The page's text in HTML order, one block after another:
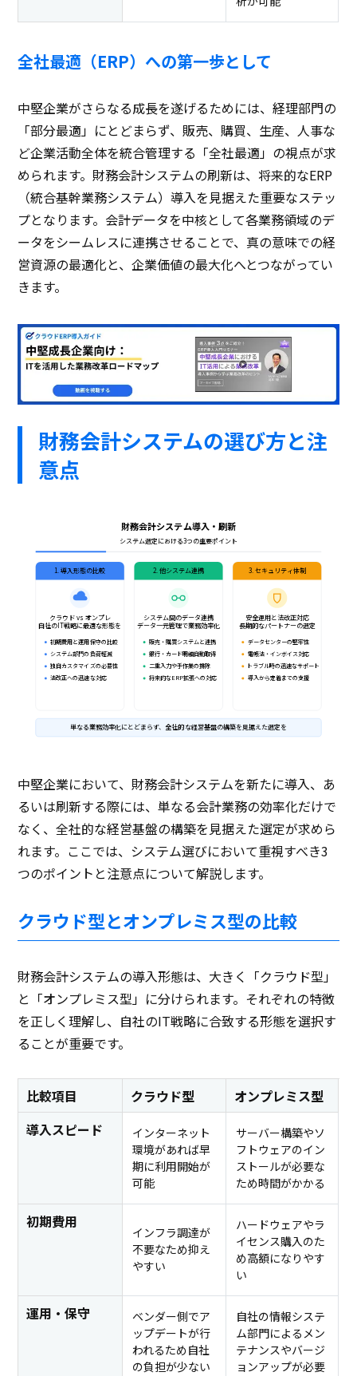
全社最適（ERP）への第一歩として
中堅企業がさらなる成長を遂げるためには、経理部門の
「部分最適」にとどまらず、販売、購買、生産、人事な
ど企業活動全体を統合管理する「全社最適」の視点が求
められます。財務会計システムの刷新は、将来的なERP
（統合基幹業務システム）導入を見据えた重要なステッ
プとなります。会計データを中核として各業務領域のデ
ータをシームレスに連携させることで、真の意味での経
営資源の最適化と、企業価値の最大化へとつながってい
きます。
財務会計システムの選び方と注
意点
財務会計システム導入・刷新
システム選定における3つの重要ポイント
1. 導入形態の比較
クラウド vs オンプレ
自社のIT戦略に最適な形態を
初期費用と運用保守の比較
システム部門の負荷軽減
独自カスタマイズの必要性
法改正への迅速な対応
2. 他システム連携
システム間のデータ連携
データ一元管理で業務効率化
販売・購買システムと連携
銀行・カード明細自動取得
二重入力や手作業の排除
将来的なERP拡張への対応
3. セキュリティ体制
安全運用と法改正対応
長期的なパートナーの選定
データセンターの堅牢性
電帳法・インボイス対応
トラブル時の迅速なサポート
導入から定着までの支援
単なる業務効率化にとどまらず、全社的な経営基盤の構築を見据えた選定を
中堅企業において、財務会計システムを新たに導入、あ
るいは刷新する際には、単なる会計業務の効率化だけで
なく、全社的な経営基盤の構築を見据えた選定が求めら
れます。ここでは、システム選びにおいて重視すべき3
つのポイントと注意点について解説します。
クラウド型とオンプレミス型の比較
財務会計システムの導入形態は、大きく「クラウド型」
と「オンプレミス型」に分けられます。それぞれの特徴
を正しく理解し、自社のIT戦略に合致する形態を選択す
ることが重要です。
比較項目 クラウド型
オンプレミス型
導入スピード
インターネット
環境があれば早
期に利用開始が
可能
サーバー構築やソ
フトウェアのイン
ストールが必要な
ため時間がかかる
初期費用
インフラ調達が
不要なため抑え
やすい
ハードウェアやラ
イセンス購入のた
め高額になりやす
い
運用・保守
ベンダー側でア
ップデートが行
われるため自社
の負担が少ない
自社の情報システ
ム部門によるメン
テナンスやバージ
ョンアップが必要